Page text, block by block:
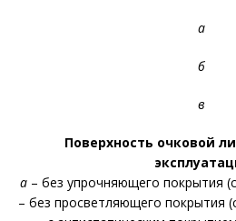
а
б
в
Поверхность очковой
а – без упрочняющего покрытия
– без просветляющего покрытия